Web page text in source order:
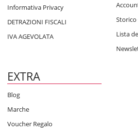
Informativa Privacy
DETRAZIONI FISCALI
IVA AGEVOLATA
Lista
EXTRA
Blog
Marche
Voucher Regalo